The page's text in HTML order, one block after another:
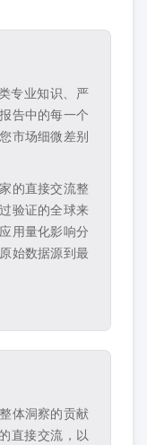
专业知识、严
告中的每一个
市场细微差别
的直接交流整
验证的全球来
用量化影响分
始数据源到最
体洞察的贡献
直接交流，以